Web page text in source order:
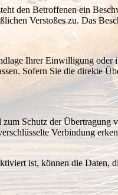
den Betroffenen ein
Verstoßes zu. Das
Ihrer Einwilligung
Sofern Sie die direkte
Schutz der
Verbindung
ist, können die Daten,